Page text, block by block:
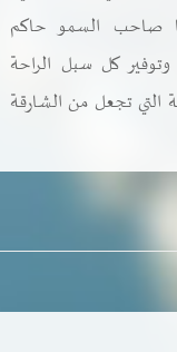
صاحب السمو حاكم
كل سبل الراحة
التي تجعل من الشارقة